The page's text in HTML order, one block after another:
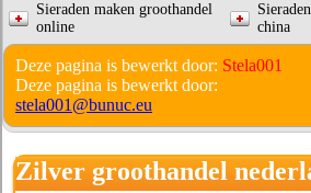
Sieraden maken groothandel
online
china
Deze pagina is bewerkt door: Stela001
Deze pagina is bewerkt door:
stela001@bunuc.eu
Zilver groothandel